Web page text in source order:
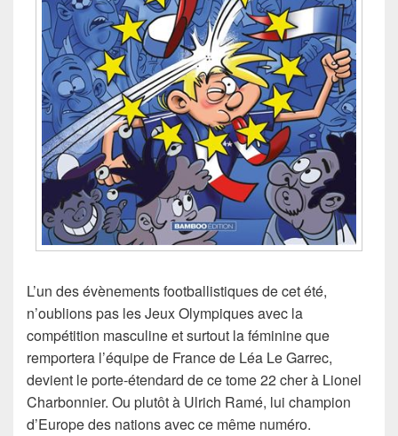
L’un des évènements footballistiques de cet été,
n’oublions pas les Jeux Olympiques avec la
compétition masculine et surtout la féminine que
remportera l’équipe de France de Léa Le Garrec,
devient le porte-étendard de ce tome 22 cher à Lionel
Charbonnier. Ou plutôt à Ulrich Ramé, lui champion
d’Europe des nations avec ce même numéro.